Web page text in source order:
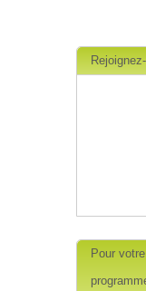
Pour